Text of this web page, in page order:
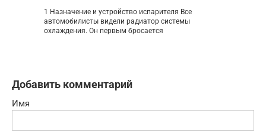
1 Назначение и устройство испарителя Все
автомобилисты видели радиатор системы
охлаждения. Он первым бросается
Добавить комментарий
Имя